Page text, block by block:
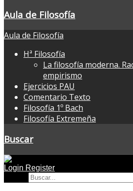
Aula de Filosofía
Aula de Filosofía
Hª Filosofía
La filosofía moderna.
empirismo
Ejercicios PAU
Comentario Texto
Filosofía 1º Bach
Filosofía Extremeña
Buscar
Login Register